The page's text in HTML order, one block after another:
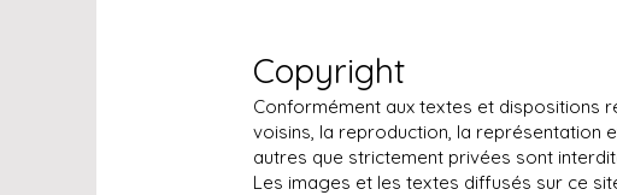
Copyright
Conformément aux textes et dispositions
voisins, la reproduction, la représentation
autres que strictement privées sont
Les images et les textes diffusés sur ce